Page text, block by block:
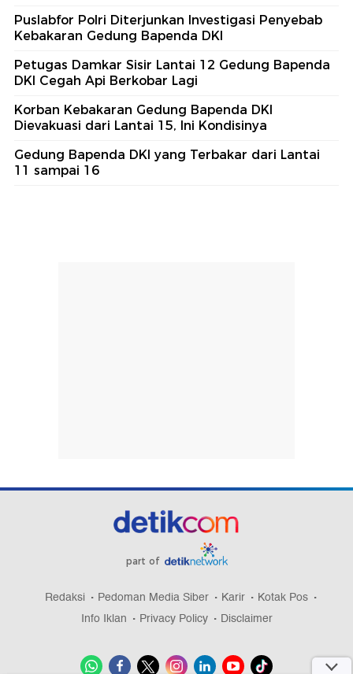
Puslabfor Polri Diterjunkan Investigasi Penyebab
Kebakaran Gedung Bapenda DKI
Petugas Damkar Sisir Lantai 12 Gedung Bapenda
DKI Cegah Api Berkobar Lagi
Korban Kebakaran Gedung Bapenda DKI
Dievakuasi dari Lantai 15, Ini Kondisinya
Gedung Bapenda DKI yang Terbakar dari Lantai
11 sampai 16
part of
Redaksi Pedoman Media Siber Karir
Kotak Pos
Info Iklan
Privacy Policy Disclaimer